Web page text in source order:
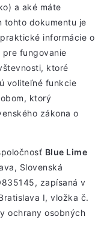
a aké máte
tohto dokumentu je
informácie o
fungovanie
ktoré
voliteľné funkcie
ktorý
zákona o
Blue Lime
Slovenská
zapísaná v
I, vložka č.
ochrany osobných